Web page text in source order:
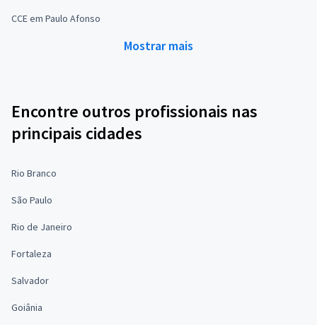
CCE em Paulo Afonso
Mostrar mais
Encontre outros profissionais nas
principais cidades
Rio Branco
São Paulo
Rio de Janeiro
Fortaleza
Salvador
Goiânia